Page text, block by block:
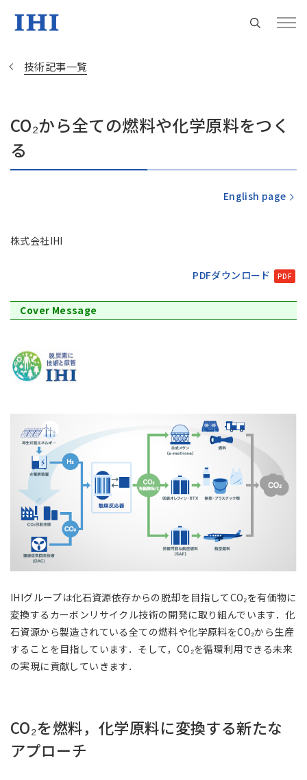
Change
地域統括拠点ウェブサイト
アジア大洋州 (English)
その他
海外現地法人/合弁会社
技術記事一覧
CO₂から全ての燃料や化学原料をつく
る
English page
株式会社IHI
PDFダウンロード
Cover Message
IHIグループは化石資源依存からの脱却を目指してCO₂を有価物に
変換するカーボンリサイクル技術の開発に取り組んでいます．化
石資源から製造されている全ての燃料や化学原料をCO₂から生産
することを目指しています．そして，CO₂を循環利用できる未来
の実現に貢献していきます．
CO₂を燃料，化学原料に変換する新たな
アプローチ